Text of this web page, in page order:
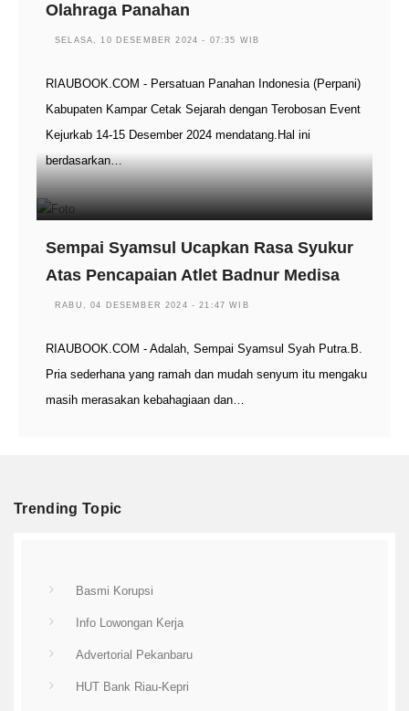
Olahraga Panahan
SELASA, 10 DESEMBER 2024 - 07:35 WIB
RIAUBOOK.COM - Persatuan Panahan Indonesia (Perpani)
Kabupaten Kampar Cetak Sejarah dengan Terobosan Event
Kejurkab 14-15 Desember 2024 mendatang.Hal ini
berdasarkan…
Sempai Syamsul Ucapkan Rasa Syukur
Atas Pencapaian Atlet Badnur Medisa
RABU, 04 DESEMBER 2024 - 21:47 WIB
RIAUBOOK.COM - Adalah, Sempai Syamsul Syah Putra.B.
Pria sederhana yang ramah dan mudah senyum itu mengaku
masih merasakan kebahagiaan dan…
Trending Topic
Basmi Korupsi
Info Lowongan Kerja
Advertorial Pekanbaru
HUT Bank Riau-Kepri